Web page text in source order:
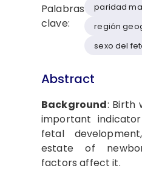
Palabras
clave:
paridad
región
sexo del
Abstract
Background: Birth
important
fetal
estate of
factors affect it.